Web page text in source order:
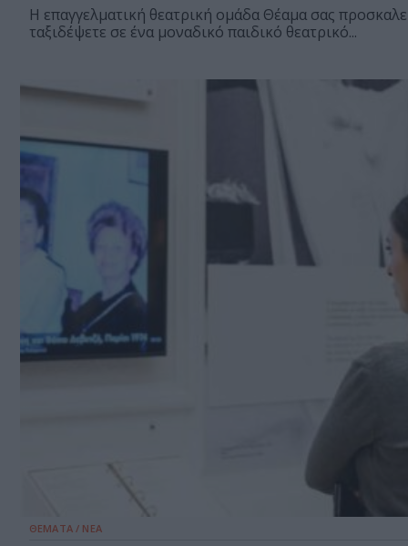
Η επαγγελματική θεατρική ομάδα Θέαμα σας
ταξιδέψετε σε ένα μοναδικό παιδικό θεατρικό...
ΘΕΜΑΤΑ / ΝΕΑ